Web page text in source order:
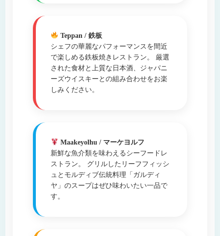
Teppan / 鉄板
シェフの華麗なパフォーマンスを間近
で楽しめる鉄板焼きレストラン。 厳選
された食材と上質な日本酒、ジャパニ
ーズウイスキーとの組み合わせをお楽
しみください。
Maakeyolhu / マーケヨルフ
新鮮な魚介類を味わえるシーフードレ
ストラン。 グリルしたリーフフィッシ
ュとモルディブ伝統料理「ガルディ
ヤ」のスープはぜひ味わいたい一品で
す。